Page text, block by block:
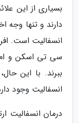
بسیاری از این
دارند و تنها وجه
انسفالیت است.
سی تی اسکن و ام
ببرند. با این
انسفالیت وجود
درمان انسفالیت